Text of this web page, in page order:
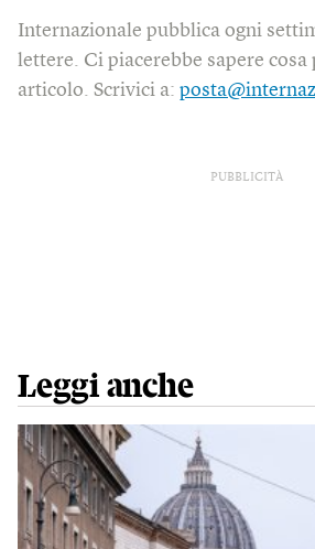
Internazionale pubblica ogni
lettere. Ci piacerebbe sapere cosa
articolo. Scrivici a:
PUBBLICITÀ
Leggi anche